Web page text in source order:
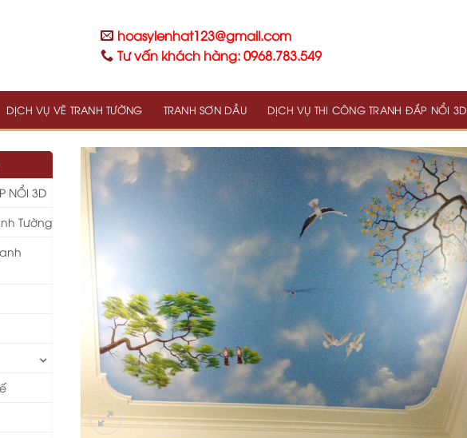
hoasylenhat123@gmail.com
Tư vấn khách hàng: 0968.783.549
DỊCH VỤ VẼ TRANH TƯỜNG TRANH SƠN DẦU DỊCH VỤ THI CÔNG TRANH ĐẮP NỔI 3D
NỔI 3D
Tường